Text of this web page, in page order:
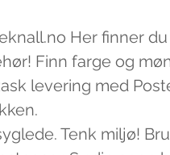
Her finner du
Finn farge og
levering med
Tenk miljø!